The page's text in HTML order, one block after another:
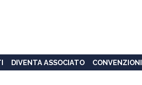
DIVENTA ASSOCIATO CONVENZIONI